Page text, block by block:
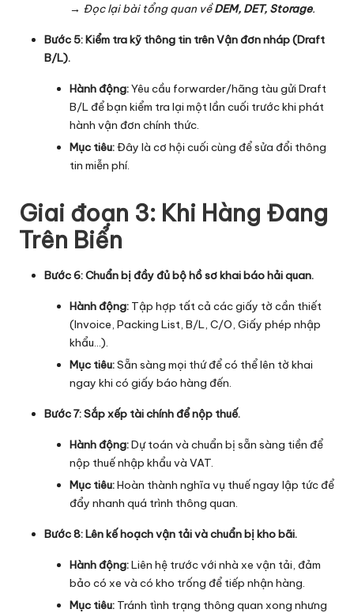
→ Đọc lại bài tổng quan vềDEM, DET, Storage.
Bước 5: Kiểm tra kỹ thông tin trên Vận đơn nháp (Draft
B/L).
Hành động:Yêu cầu forwarder/hãng tàu gửi Draft
B/L để bạn kiểm tra lại một lần cuối trước khi phát
hành vận đơn chính thức.
Mục tiêu:Đây là cơ hội cuối cùng để sửa đổi thông
tin miễn phí.
Giai đoạn 3: Khi Hàng Đang
Trên Biển
Bước 6: Chuẩn bị đầy đủ bộ hồ sơ khai báo hải quan.
Hành động: Tập hợp tất cả các giấy tờ cần thiết
(Invoice, Packing List, B/L, C/O, Giấy phép nhập
khẩu…).
Mục tiêu:Sẵn sàng mọi thứ để có thể lên tờ khai
ngay khi có giấy báo hàng đến.
Bước 7: Sắp xếp tài chính để nộp thuế.
Hành động:Dự toán và chuẩn bị sẵn sàng tiền để
nộp thuế nhập khẩu và VAT.
Mục tiêu:Hoàn thành nghĩa vụ thuế ngay lập tức để
đẩy nhanh quá trình thông quan.
Bước 8: Lên kế hoạch vận tải và chuẩn bị kho bãi.
Hành động:Liên hệ trước với nhà xe vận tải, đảm
bảo có xe và có kho trống để tiếp nhận hàng.
Mục tiêu: Tránh tình trạng thông quan xong nhưng